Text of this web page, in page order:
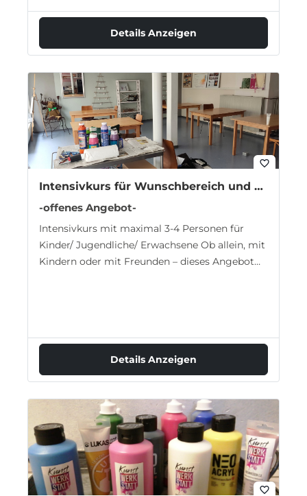
Details Anzeigen
favorite_border
Intensivkurs für Wunschbereich und alle Altersgruppen
-offenes Angebot-
Intensivkurs mit maximal 3-4 Personen für
Kinder/ Jugendliche/ Erwachsene Ob allein, mit
Kindern oder mit Freunden – dieses Angebot
Details Anzeigen
favorite_border